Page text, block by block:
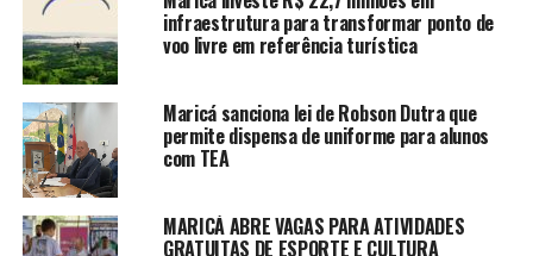
infraestrutura para transformar ponto de
voo livre em referência turística
Maricá sanciona lei de Robson Dutra que
permite dispensa de uniforme para alunos
com TEA
MARICÁ ABRE VAGAS PARA ATIVIDADES
GRATUITAS DE ESPORTE E CULTURA